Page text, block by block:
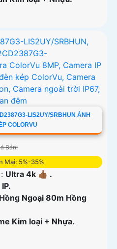
LIS2UY/SRBHUN ÁNH
COLORVU
Bán:
Mại: 5%-35%
Ultra 4k 👍🏾 .
IP.
Hồng Ngoại 80m Hồng
Kim loại + Nhựa.